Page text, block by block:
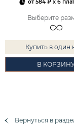
от584 ₽ x 6
Выберите
Купить в один
В
Вернуться в